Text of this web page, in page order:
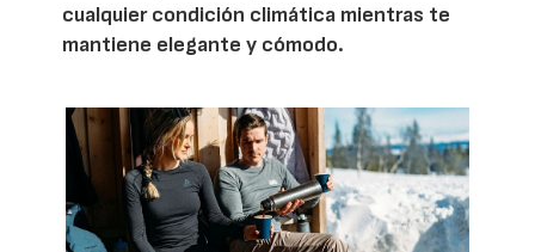
cualquier condición climática mientras te
mantiene elegante y cómodo.